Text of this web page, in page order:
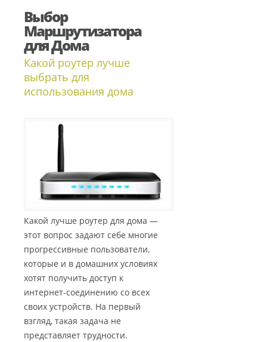
Выбор
Маршрутизатора
для Дома
Какой роутер лучше
выбрать для
использования дома
Какой лучше роутер для дома —
этот вопрос задают себе многие
прогрессивные пользователи,
которые и в домашних условиях
хотят получить доступ к
интернет-соединению со всех
своих устройств. На первый
взгляд, такая задача не
представляет трудности.